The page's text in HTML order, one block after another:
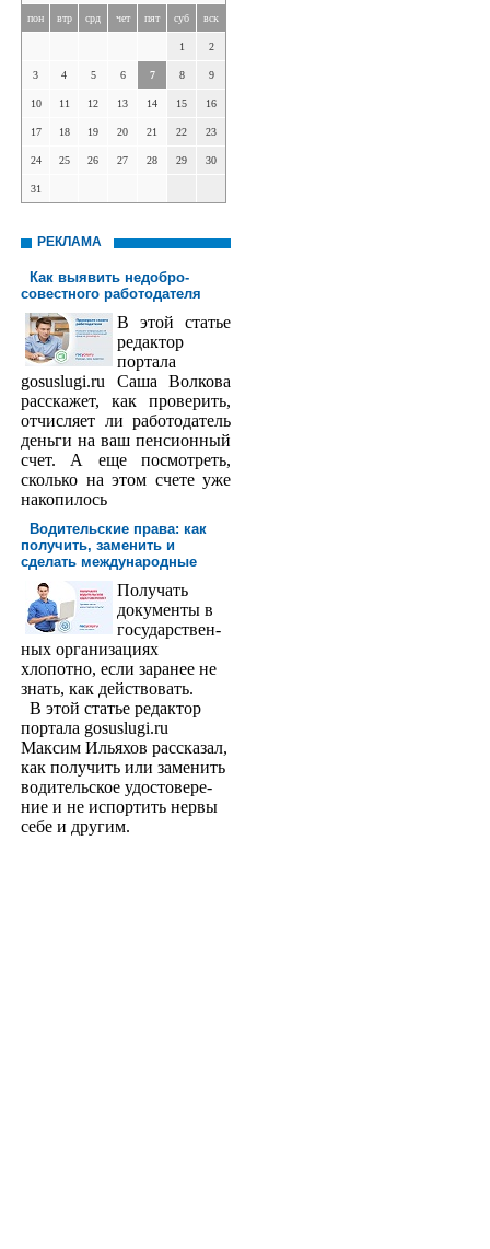
пон втр срд чет пят суб вск
1 2
3 4 5 6 7 8 9
10 11 12 13 14 15 16
17 18 19 20 21 22 23
24 25 26 27 28 29 30
31
РЕКЛАМА
Как выявить недобро­
совестного работодателя
В этой статье
редактор
порта­ла
gosuslugi.ru Саша Волкова
расскажет, как проверить,
отчисляет ли работодатель
деньги на ваш пенсионный
счет. А еще посмотреть,
сколько на этом счете уже
накопилось
Водительские права: как
получить, заменить и
сделать международ­ные
Получать
доку­менты в
государствен­
ных организациях
хлопотно, если заранее не
знать, как действовать.
В этой статье редактор
портала gosuslugi.ru
Максим Ильяхов рассказал,
как получить или заменить
водительское удостовере­
ние и не испортить нервы
себе и другим.